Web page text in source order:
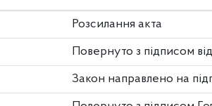
Розсилання акта
Повернуто з підписом
Закон направлено на